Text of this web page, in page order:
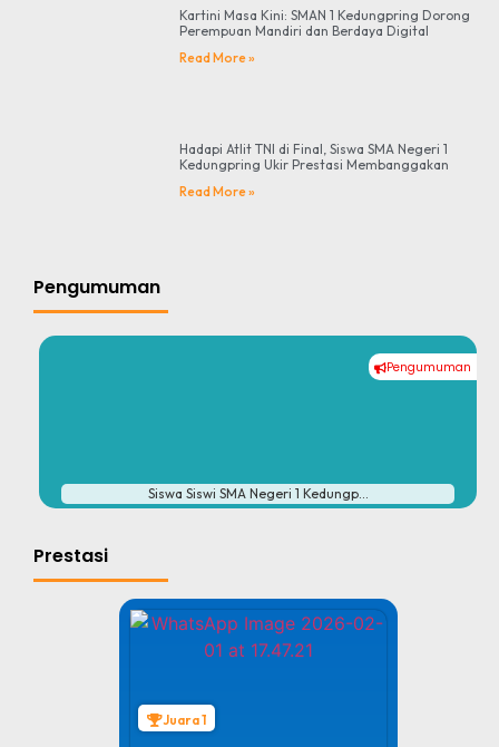
Kartini Masa Kini: SMAN 1 Kedungpring Dorong
Perempuan Mandiri dan Berdaya Digital
Read More »
Hadapi Atlit TNI di Final, Siswa SMA Negeri 1
Kedungpring Ukir Prestasi Membanggakan
Read More »
Pengumuman
Pengumuman
Siswa Siswi SMA Negeri 1 Kedungp...
Prestasi
Juara 1